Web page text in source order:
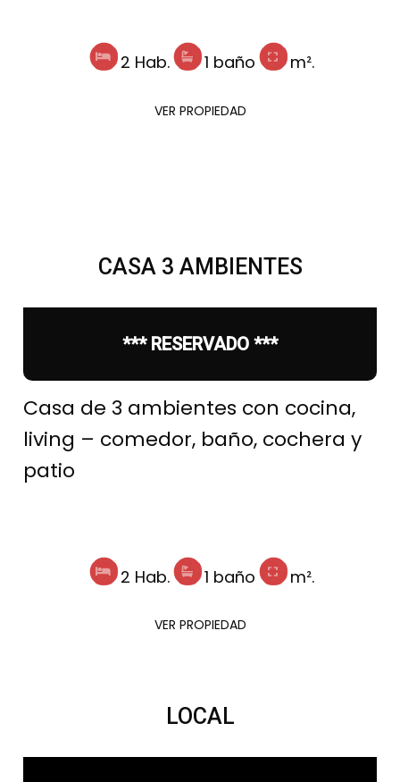
2 Hab. 1 baño m².
VER PROPIEDAD
CASA 3 AMBIENTES
*** RESERVADO ***
Casa de 3 ambientes con cocina,
living – comedor, baño, cochera y
patio
2 Hab. 1 baño m².
VER PROPIEDAD
LOCAL